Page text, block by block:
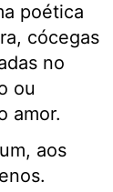
poética
cócegas
no
ou
amor.
aos